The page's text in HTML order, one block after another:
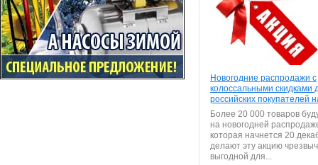
Новогодние распродажи с
колоссальными скидками
российских покупателей
Более 20 000 товаров
на новогодней
которая начнется 20
делают эту акцию
выгодной для...